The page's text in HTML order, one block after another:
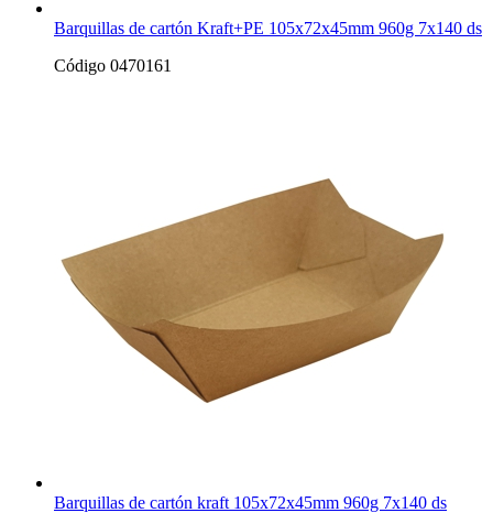
Barquillas de cartón Kraft+PE 105x72x45mm 960g 7x140 ds
Código 0470161
Barquillas de cartón kraft 105x72x45mm 960g 7x140 ds